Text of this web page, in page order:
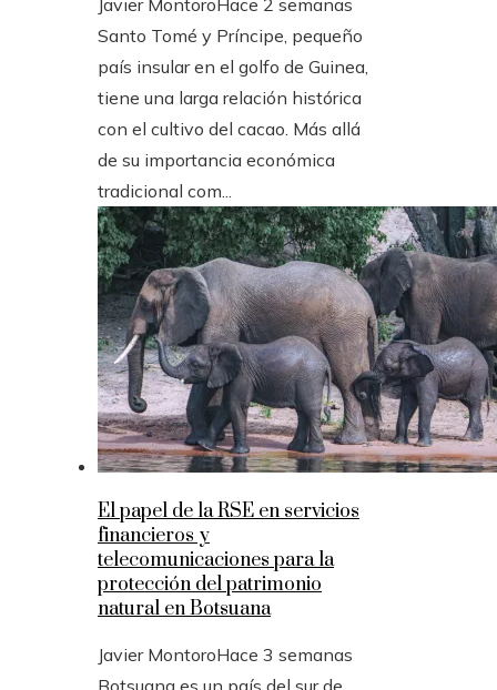
Javier Montoro Hace 2 semanas
Santo Tomé y Príncipe, pequeño
país insular en el golfo de Guinea,
tiene una larga relación histórica
con el cultivo del cacao. Más allá
de su importancia económica
tradicional com...
El papel de la RSE en servicios
financieros y
telecomunicaciones para la
protección del patrimonio
natural en Botsuana
Javier MontoroHace 3 semanas